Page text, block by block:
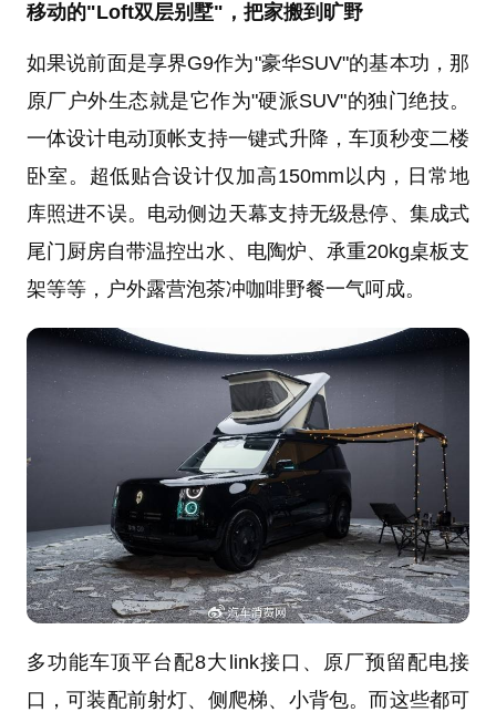
移动的"Loft双层别墅"，把家搬到旷野
如果说前面是享界G9作为"豪华SUV"的基本功，那
原厂户外生态就是它作为"硬派SUV"的独门绝技。
一体设计电动顶帐支持一键式升降，车顶秒变二楼
卧室。超低贴合设计仅加高150mm以内，日常地
库照进不误。电动侧边天幕支持无级悬停、集成式
尾门厨房自带温控出水、电陶炉、承重20kg桌板支
架等等，户外露营泡茶冲咖啡野餐一气呵成。
多功能车顶平台配8大link接口、原厂预留配电接
口，可装配前射灯、侧爬梯、小背包。而这些都可